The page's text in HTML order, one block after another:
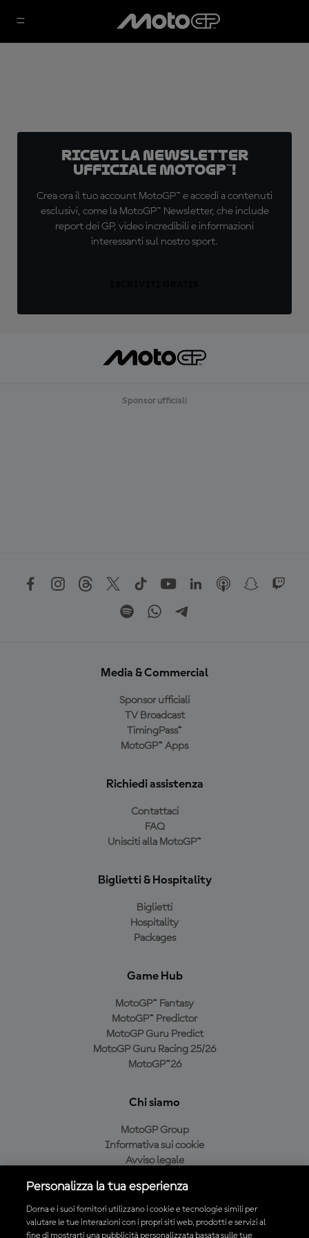
Ricevi la newsletter
ufficiale MotoGP™!
Crea ora il tuo account MotoGP™ e accedi a contenuti
esclusivi, come la MotoGP™ Newsletter, che include
report dei GP, video incredibili e informazioni
interessanti sul nostro sport.
Sponsor ufficiali
Media & Commercial
Sponsor ufficiali
TV Broadcast
TimingPass™
MotoGP™ Apps
Richiedi assistenza
Contattaci
FAQ
Unisciti alla MotoGP™
Biglietti & Hospitality
Biglietti
Hospitality
Packages
Game Hub
MotoGP™ Fantasy
MotoGP™ Predictor
MotoGP Guru Predict
MotoGP Guru Racing 25/26
MotoGP™26
Chi siamo
MotoGP Group
Informativa sui cookie
Avviso legale
Condizioni di acquisto
Personalizza la tua esperienza
Dorna e i suoi fornitori utilizzano i cookie e tecnologie simili per
valutare le tue interazioni con i propri siti web, prodotti e servizi al
fine di mostrarti una pubblicità personalizzata basata sulle tue